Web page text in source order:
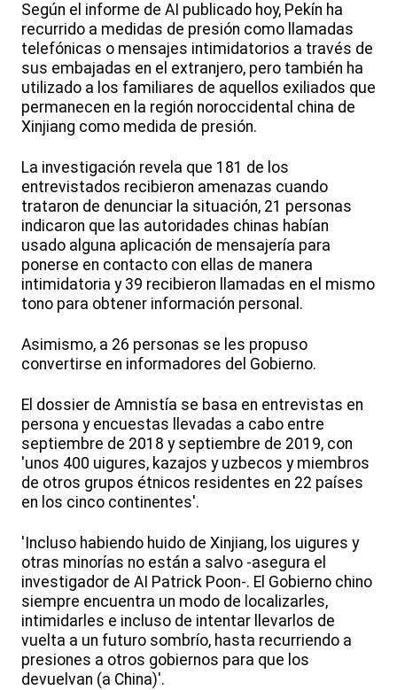
Según el informe de AI publicado hoy, Pekín ha
recurrido a medidas de presión como llamadas
telefónicas o mensajes intimidatorios a través de
sus embajadas en el extranjero, pero también ha
utilizado a los familiares de aquellos exiliados que
permanecen en la región noroccidental china de
Xinjiang como medida de presión.
La investigación revela que 181 de los
entrevistados recibieron amenazas cuando
trataron de denunciar la situación, 21 personas
indicaron que las autoridades chinas habían
usado alguna aplicación de mensajería para
ponerse en contacto con ellas de manera
intimidatoria y 39 recibieron llamadas en el mismo
tono para obtener información personal.
Asimismo, a 26 personas se les propuso
convertirse en informadores del Gobierno.
El dossier de Amnistía se basa en entrevistas en
persona y encuestas llevadas a cabo entre
septiembre de 2018 y septiembre de 2019, con
'unos 400 uigures, kazajos y uzbecos y miembros
de otros grupos étnicos residentes en 22 países
en los cinco continentes'.
'Incluso habiendo huido de Xinjiang, los uigures y
otras minorías no están a salvo -asegura el
investigador de AI Patrick Poon-. El Gobierno chino
siempre encuentra un modo de localizarles,
intimidarles e incluso de intentar llevarlos de
vuelta a un futuro sombrío, hasta recurriendo a
presiones a otros gobiernos para que los
devuelvan (a China)'.